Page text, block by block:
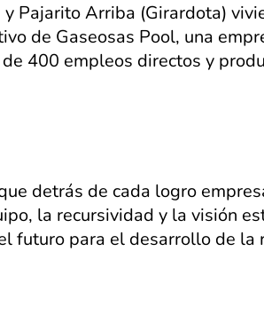
Pajarito Arriba (Girardota)
de Gaseosas Pool, una
400 empleos directos y
detrás de cada logro
la recursividad y la visión
futuro para el desarrollo de la